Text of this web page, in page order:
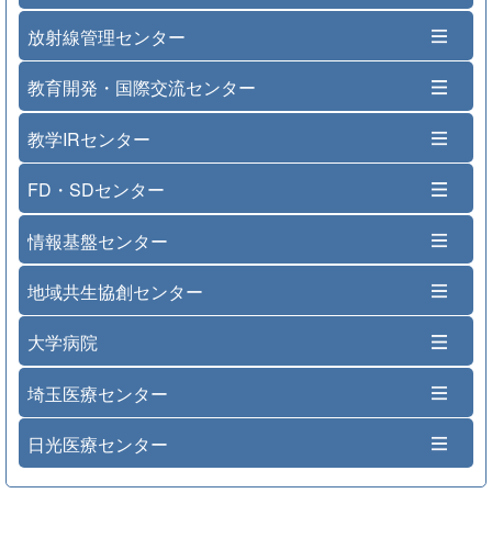
放射線管理センター
教育開発・国際交流センター
教学IRセンター
FD・SDセンター
情報基盤センター
地域共生協創センター
大学病院
埼玉医療センター
日光医療センター